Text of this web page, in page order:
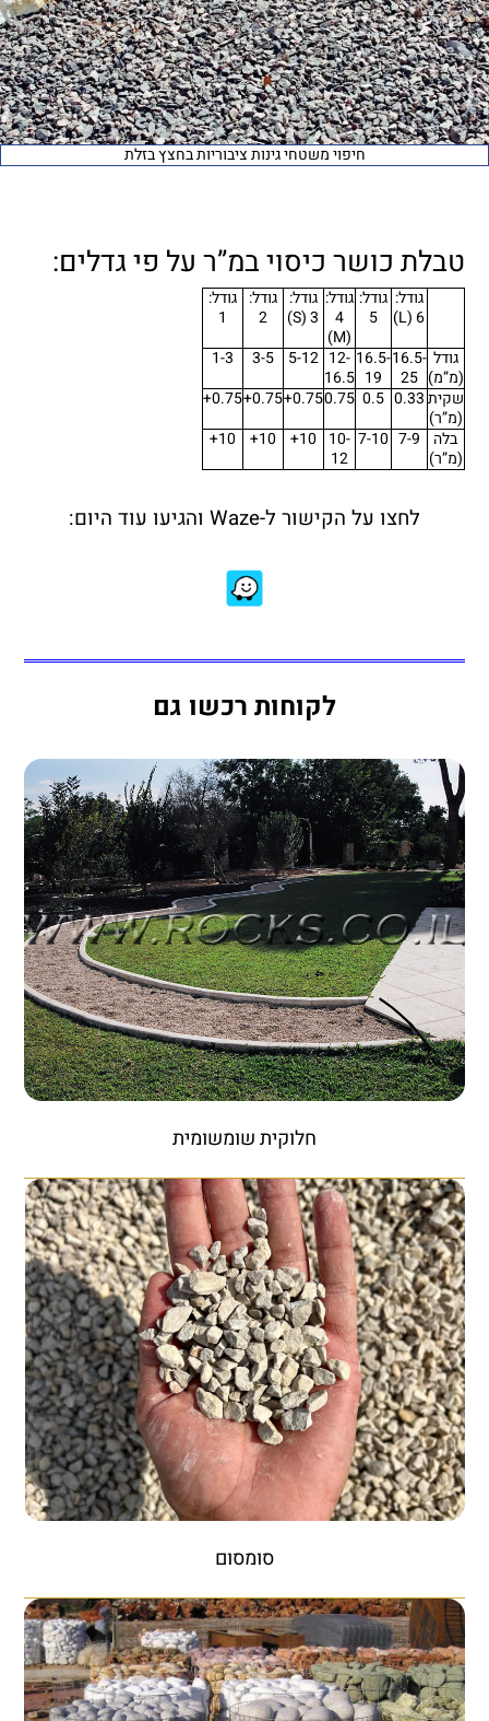
חיפוי משטחי גינות ציבוריות בחצץ בזלת
טבלת כושר כיסוי במ”ר על פי גדלים:
גודל:
6 (L)
גודל:
5
גודל:
4
(M)
גודל:
3 (S)
גודל:
2
גודל:
1
גודל
(מ”מ)
16.5-
25
16.5-
19
12-
16.5
5-12
3-5
1-3
שקית
(מ”ר)
0.33
0.5
0.75
0.75+
0.75+
0.75+
בלה
(מ”ר)
7-9
7-10
10-
12
10+
10+
10+
לחצו על הקישור ל-Waze והגיעו עוד היום:
לקוחות רכשו גם
חלוקית שומשומית
סומסום